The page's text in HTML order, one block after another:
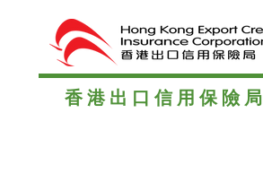
香港出口信用保險局